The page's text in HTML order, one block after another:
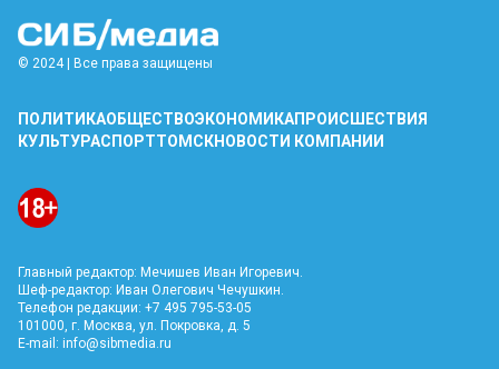
© 2024 | Все права защищены
ПОЛИТИКАОБЩЕСТВОЭКОНОМИКАПРОИСШЕСТВИЯ
КУЛЬТУРАСПОРТТОМСКНОВОСТИ КОМПАНИИ
Главный редактор: Мечишев Иван Игоревич.
Шеф-редактор: Иван Олегович Чечушкин.
Телефон редакции: +7 495 795-53-05
101000, г. Москва, ул. Покровка, д. 5
E-mail: info@sibmedia.ru